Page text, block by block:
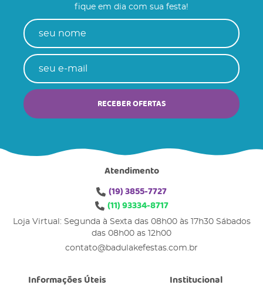
fique em dia com sua festa!
RECEBER OFERTAS
Atendimento
(19)3855-7727
(11)93334-8717
Loja Virtual: Segunda à Sexta das 08h00 às 17h30 Sábados
das 08h00 as 12h00
contato@badulakefestas.com.br
Informações Úteis Institucional